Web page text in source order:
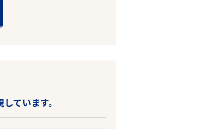
ています。